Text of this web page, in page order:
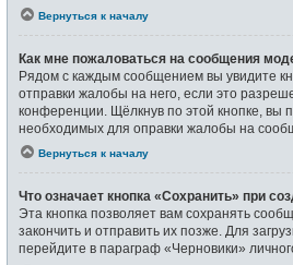
Вернуться к началу
Как мне пожаловаться на сообщения
Рядом с каждым сообщением вы увидите
отправки жалобы на него, если это
конференции. Щёлкнув по этой кнопке, вы
необходимых для оправки жалобы на
Вернуться к началу
Что означает кнопка «Сохранить» при
Эта кнопка позволяет вам сохранять
закончить и отправить их позже. Для
перейдите в параграф «Черновики»